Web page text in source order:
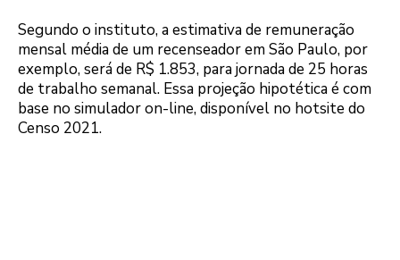
Segundo o instituto, a estimativa de remuneração
mensal média de um recenseador em São Paulo, por
exemplo, será de R$ 1.853, para jornada de 25 horas
de trabalho semanal. Essa projeção hipotética é com
base no simulador on-line, disponível no hotsite do
Censo 2021.